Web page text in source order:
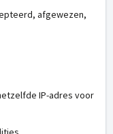
afgewezen,
IP-adres voor